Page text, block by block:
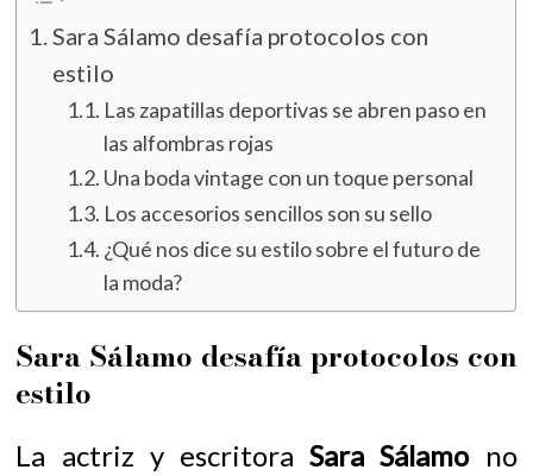
Sara Sálamo desafía protocolos con
estilo
Las zapatillas deportivas se abren paso en
las alfombras rojas
Una boda vintage con un toque personal
Los accesorios sencillos son su sello
¿Qué nos dice su estilo sobre el futuro de
la moda?
Sara Sálamo desafía protocolos con
estilo
La actriz y escritoraSara Sálamono